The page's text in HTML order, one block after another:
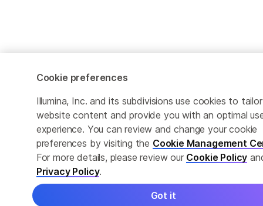
Cookie preferences
Illumina, Inc. and its subdivisions use cookies to tailor
website content and provide you with an optimal
experience. You can review and change your cookie
preferences by visiting the Cookie Management
For more details, please review our Cookie Policy
Privacy Policy.
Got it